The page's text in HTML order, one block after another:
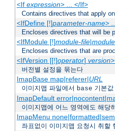
<If expression> ... </If>
Contains directives that apply
<IfDefine [!]parameter-name>
Encloses directives that will be
<IfModule [!]module-file|
Encloses directives that are
<IfVersion [[!]operator] version
버전별 설정을 묶는다
ImapBase map|referer|URL
이미지맵 파일에서 base 기본값
ImapDefault
이미지맵에 어느 영역에도 해당
ImapMenu
좌표없이 이미지맵 요청시 취할